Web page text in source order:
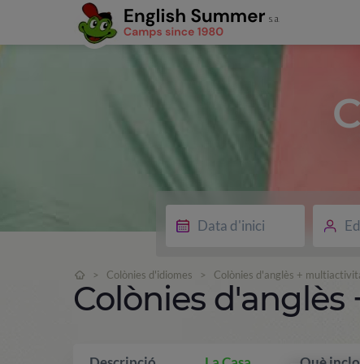
> Colònies d'idiomes > Colònies d'anglès +
Colònies